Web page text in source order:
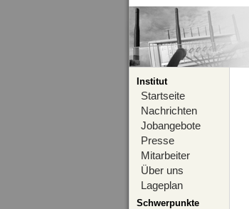
Institut
Startseite
Nachrichten
Jobangebote
Presse
Mitarbeiter
Über uns
Lageplan
Schwerpunkte